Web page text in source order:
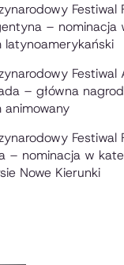
Festiwal
– nominacja
latynoamerykański
Festiwal
– główna
animowany
Festiwal
– nominacja w
Nowe Kierunki